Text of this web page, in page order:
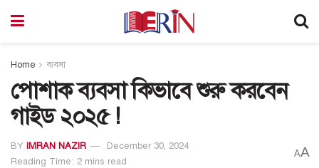
Home ব্যবসা
পোশাক ব্যবসা কিভাবে শুরু করবেন
গাইড ২০২৫ !
BY IMRAN NAZIR
December 30, 2024
Reading Time: 2 mins read
AA